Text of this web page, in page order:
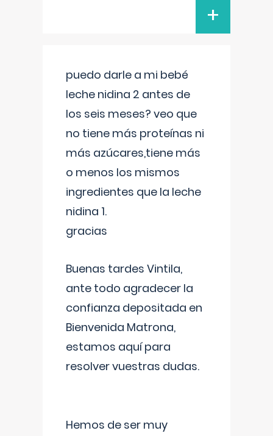
+
puedo darle a mi bebé
leche nidina 2 antes de
los seis meses? veo que
no tiene más proteínas ni
más azúcares,tiene más
o menos los mismos
ingredientes que la leche
nidina 1.
gracias
Buenas tardes Vintila,
ante todo agradecer la
confianza depositada en
Bienvenida Matrona,
estamos aquí para
resolver vuestras dudas.
Hemos de ser muy